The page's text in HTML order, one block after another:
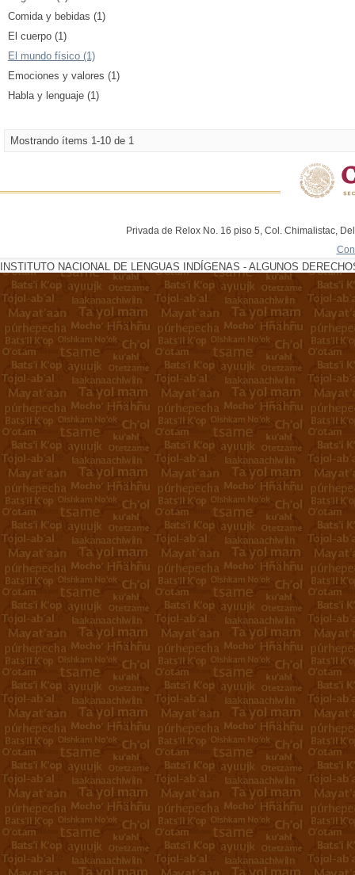
Comida y bebidas (1)
El cuerpo (1)
El mundo físico (1)
Emociones y valores (1)
Habla y lenguaje (1)
Mostrando ítems 1-10 de 1
Privada de Relox No. 16 piso 5, Col. Chimalistac,
INSTITUTO NACIONAL DE LENGUAS INDÍGENAS - ALGUNOS